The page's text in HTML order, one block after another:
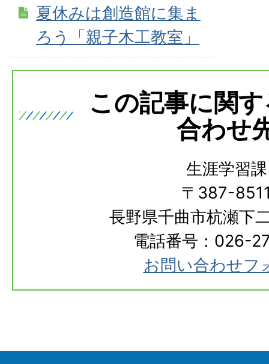
夏休みは創造館に集ま
ろう「親子木工教室」
この記事に関
合わせ
生涯学習課
〒387-
長野県千曲市杭瀬下
電話番号：026-
お問い合わせフ